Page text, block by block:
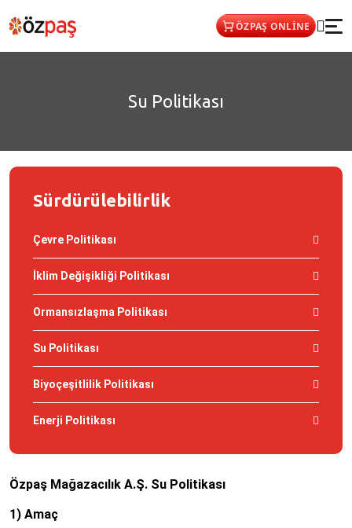
ÖZPAŞ ONLİNE
Su Politikası
Sürdürülebilirlik
Çevre Politikası
İklim Değişikliği Politikası
Ormansızlaşma Politikası
Su Politikası
Biyoçeşitlilik Politikası
Enerji Politikası
Özpaş Mağazacılık A.Ş. Su Politikası
1) Amaç